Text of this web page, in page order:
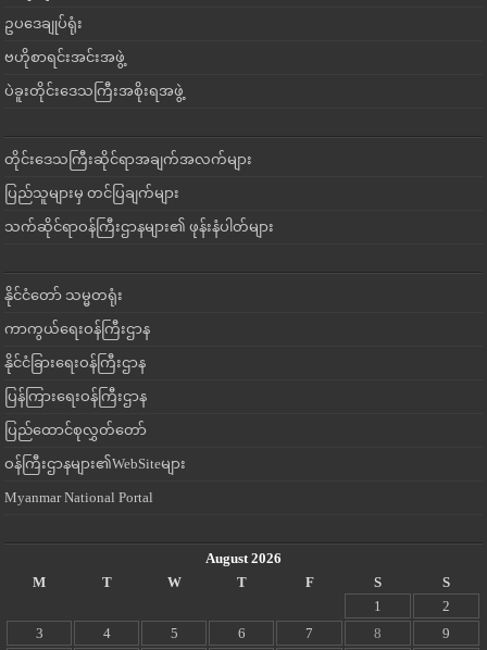
ဥပဒေချုပ်ရုံး
ဗဟိုစာရင်းအင်းအဖွဲ့
ပဲခူးတိုင်းဒေသကြီးအစိုးရအဖွဲ့
တိုင်းဒေသကြီးဆိုင်ရာအချက်အလက်များ
ပြည်သူများမှ တင်ပြချက်များ
သက်ဆိုင်ရာဝန်ကြီးဌာနများ၏ ဖုန်းနံပါတ်များ
နိုင်ငံတော် သမ္မတရုံး
ကာကွယ်ရေးဝန်ကြီးဌာန
နိုင်ငံခြားရေးဝန်ကြီးဌာန
ပြန်ကြားရေးဝန်ကြီးဌာန
ပြည်ထောင်စုလွှတ်တော်
ဝန်ကြီးဌာနများ၏WebSiteများ
Myanmar National Portal
August 2026
M
T W T F S
S
1
2
3
4 5 6 7 8
9